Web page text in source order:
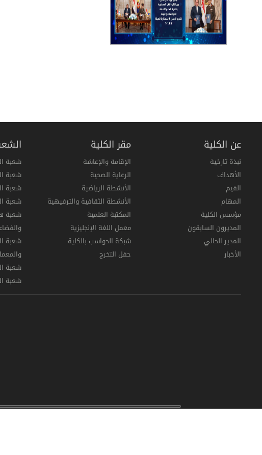
عن الكلية
نبذة تارخية
الأهداف
القيم
المهام
مؤسس الكلية
المديرون السابقون
المدير الحالي
الأخبار
مقر الكلية
الإقامة والإعاشة
الرعاية الصحية
الأنشطة الرياضية
الأنشطة الثقافية والترفيهية
المكتبة العلمية
معمل اللغة الإنجليزية
شبكة الحواسب بالكلية
حفل التخرج
شعبة
شعبة
شعبة
شعبة
شعبة
والفضاء
شعبة
شعبة
شعبة